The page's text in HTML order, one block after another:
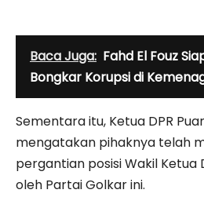
Baca Juga: Fahd El Fouz
Bongkar Korupsi di
Sementara itu, Ketua DPR
mengatakan pihaknya telah
pergantian posisi Wakil Ketua
oleh Partai Golkar ini.